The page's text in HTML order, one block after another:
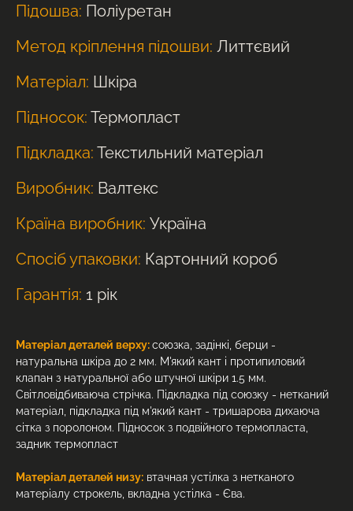
Підошва: Поліуретан
Метод кріплення підошви: Литтєвий
Матеріал: Шкіра
Підносок: Термопласт
Підкладка: Текстильний матеріал
Виробник: Валтекс
Країна виробник: Україна
Спосіб упаковки: Картонний короб
Гарантія: 1 рік
Матеріал деталей верху:союзка, задінкі, берци -
натуральна шкіра до 2 мм. М'який кант і протипиловий
клапан з натуральної або штучної шкіри 1.5 мм.
Світловідбиваюча стрічка. Підкладка під союзку - нетканий
матеріал, підкладка під м'який кант - тришарова дихаюча
сітка з поролоном. Підносок з подвійного термопласта,
задник термопласт
Матеріал деталей низу: втачная устілка з нетканого
матеріалу строкель, вкладна устілка - Єва.